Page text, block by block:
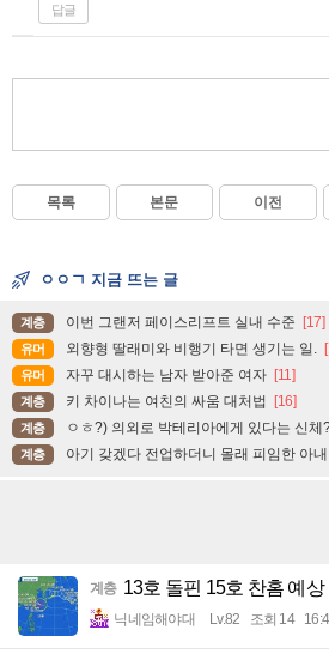
답글
목록 본문 이전
ㅇㅇㄱ 지금 뜨는 글
계층 이번 그랜저 페이스리프트 실내 수준 [17]
유머 외향형 딸래미와 비행기 타면 생기는 일.
유머 자꾸 대시하는 남자 받아준 여자 [11]
계층 키 차이나는 여친의 싸움 대처법 [16]
계층 ㅇㅎ?) 의외로 박테리아에게 있다는 신체
계층 아기 갖겠다 전업하더니 몰래 피임한 아
계층 13호 돌핀 15호 찬홈 예상
닉네임해야대 Lv.82 조회 14